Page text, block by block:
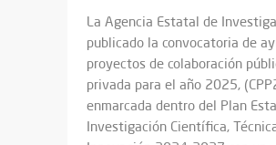
La Agencia Estatal de
publicado la convocatoria de
proyectos de colaboración
privada para el año 2025,
enmarcada dentro del Plan
Investigación Científica,